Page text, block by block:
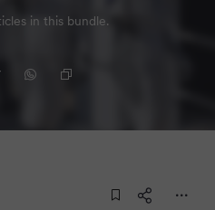
in this bundle.